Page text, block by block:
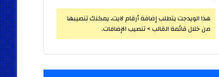
هذا الويدجت يتطلب إضافة أرقام لايت، يمكنك تنصيبها
من خلال قائمة القالب > تنصيب الإضافات.